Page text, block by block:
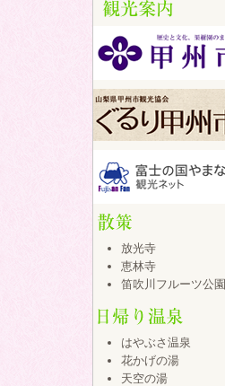
放光寺
恵林寺
笛吹川フルーツ公園
はやぶさ温泉
花かげの湯
天空の湯